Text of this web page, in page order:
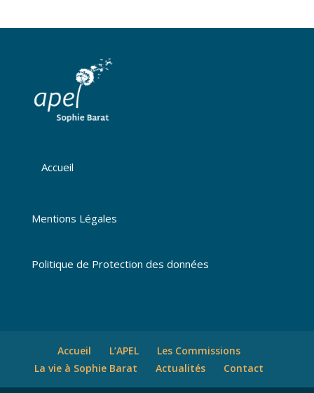
Accueil
Mentions Légales
Politique de Protection des données
Accueil L’APEL
Les Commissions
La vie à Sophie Barat
Actualités Contact